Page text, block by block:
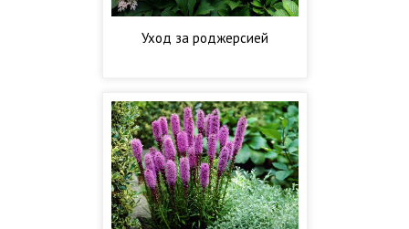
Уход за роджерсией